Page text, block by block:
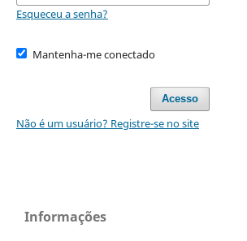
Esqueceu a senha?
Mantenha-me conectado
Acesso
Não é um usuário? Registre-se no site
Informações